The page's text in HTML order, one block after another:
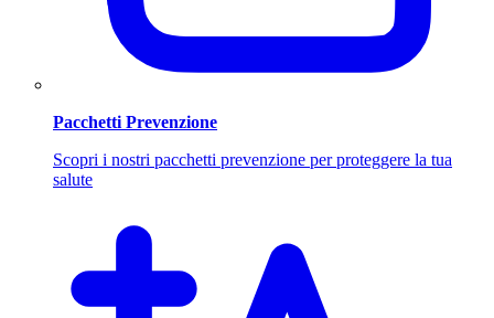
Pacchetti Prevenzione
Scopri i nostri pacchetti prevenzione per proteggere la tua
salute